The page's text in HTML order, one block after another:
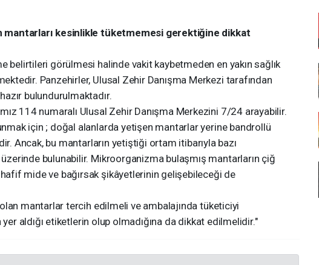
mantarları kesinlikle tüketmemesi gerektiğine dikkat
belirtileri görülmesi halinde vakit kaybetmeden en yakın sağlık
Panzehirler, Ulusal Zehir Danışma Merkezi tarafından
bulundurulmaktadır.
114 numaralı Ulusal Zehir Danışma Merkezini 7/24 arayabilir.
için ; doğal alanlarda yetişen mantarlar yerine bandrollü
Ancak, bu mantarların yetiştiği ortam itibarıyla bazı
bulunabilir. Mikroorganizma bulaşmış mantarların çiğ
mide ve bağırsak şikâyetlerinin gelişebileceği de
mantarlar tercih edilmeli ve ambalajında tüketiciyi
aldığı etiketlerin olup olmadığına da dikkat edilmelidir."